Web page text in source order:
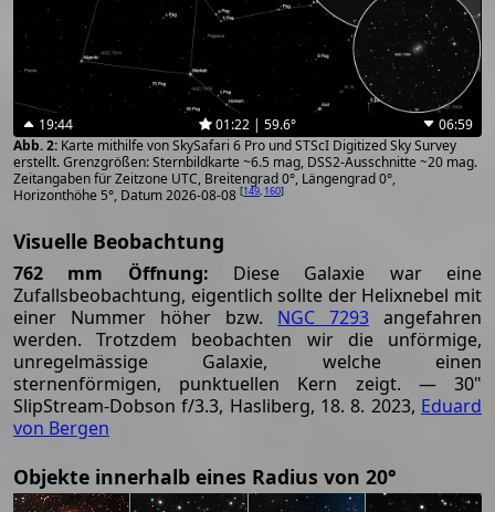
19:44 01:22 | 59.6°
06:59
Karte mithilfe von SkySafari 6 Pro und STScI Digitized Sky Survey
erstellt. Grenzgrößen: Sternbildkarte ~6.5 mag, DSS2-Ausschnitte ~20 mag.
Zeitangaben für Zeitzone UTC, Breitengrad 0°, Längengrad 0°,
Horizonthöhe 5°, Datum 2026-08-08 [149, 160]
Visuelle Beobachtung
762 mm Öffnung: Diese Galaxie war eine
Zufallsbeobachtung, eigentlich sollte der Helixnebel mit
einer Nummer höher bzw. NGC 7293 angefahren
werden. Trotzdem beobachten wir die unförmige,
unregelmässige Galaxie, welche einen
sternenförmigen, punktuellen Kern zeigt. — 30"
SlipStream-Dobson f/3.3, Hasliberg, 18. 8. 2023, Eduard
von Bergen
Objekte innerhalb eines Radius von 20°